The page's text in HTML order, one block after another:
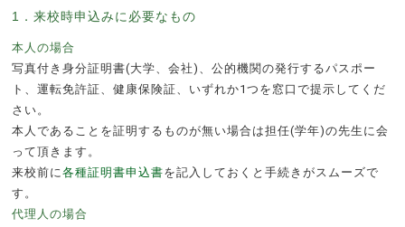
1．来校時申込みに必要なもの
本人の場合
写真付き身分証明書(大学、会社)、公的機関の発行するパスポー
ト、運転免許証、健康保険証、いずれか1つを窓口で提示してくだ
さい。
本人であることを証明するものが無い場合は担任(学年)の先生に会
って頂きます。
来校前に各種証明書申込書を記入しておくと手続きがスムーズで
す。
代理人の場合